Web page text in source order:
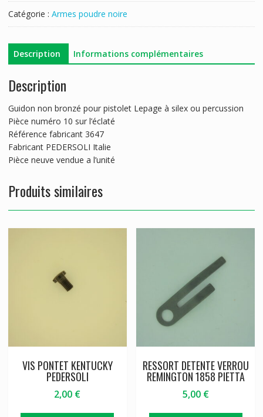
Catégorie : Armes poudre noire
Description Informations complémentaires
Description
Guidon non bronzé pour pistolet Lepage à silex ou percussion
Pièce numéro 10 sur l’éclaté
Référence fabricant 3647
Fabricant PEDERSOLI Italie
Pièce neuve vendue a l’unité
Produits similaires
VIS PONTET KENTUCKY
PEDERSOLI
2,00 €
RESSORT DETENTE VERROU
REMINGTON 1858 PIETTA
5,00 €